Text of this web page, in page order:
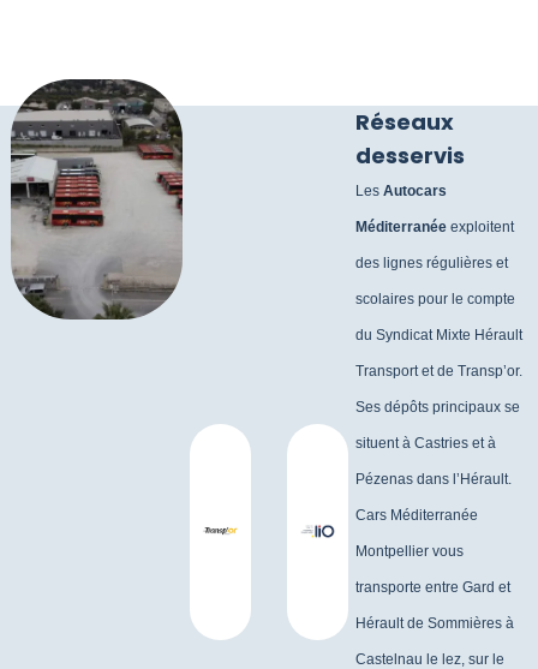
Réseaux
desservis
Les Autocars
Méditerranée exploitent
des lignes régulières et
scolaires pour le compte
du Syndicat Mixte Hérault
Transport etde Transp’or.
Ses dépôts principaux se
situent à Castries et à
Pézenas dans l’Hérault.
Cars Méditerranée
Montpellier vous
transporte entre Gard et
Hérault de Sommières à
Castelnau le lez,sur le